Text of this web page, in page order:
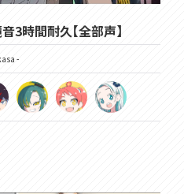
3時間耐久【全部声】
-